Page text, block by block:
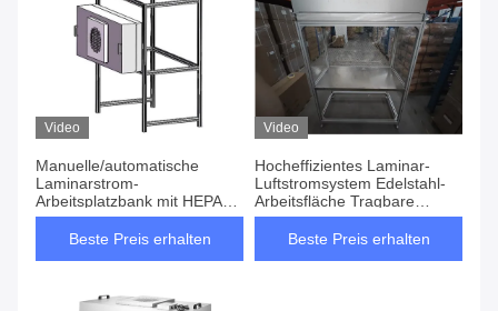
Video
Manuelle/automatische
Laminarstrom-
Arbeitsplatzbank mit HEPA
H14-Filter US/EU Stecker
1000-1200m3/h Luftvolumen
Beste Preis erhalten
Video
Hocheffizientes Laminar-
Luftstromsystem Edelstahl-
Arbeitsfläche Tragbare
automatische
Luftstromsteuerung
Beste Preis erhalten